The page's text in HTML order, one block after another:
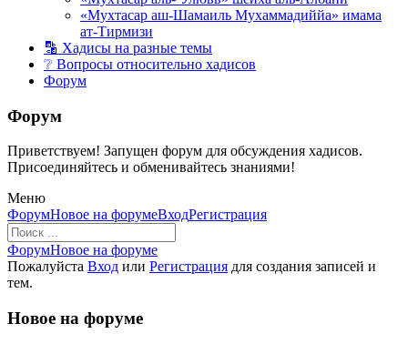
«Мухтасар аш-Шамаиль Мухаммадиййа» имама
ат-Тирмизи
🔡 Хадисы на разные темы
❔ Вопросы относительно хадисов
Форум
Форум
Приветствуем! Запущен форум для обсуждения хадисов.
Присоединяйтесь и обменивайтесь знаниями!
Меню
Навигация
Форума
ФорумНовое на форумеВходРегистрация
Форум
breadcrumbs
-
здесь:
ФорумНовое на форуме
Пожалуйста Вход или Регистрация для создания записей и
тем.
Новое на форуме